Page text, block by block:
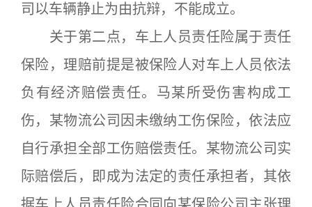
司以车辆静止为由抗辩，不能成立。
关于第二点，车上人员责任险属于责任
保险，理赔前提是被保险人对车上人员依法
负有经济赔偿责任。马某所受伤害构成工
伤，某物流公司因未缴纳工伤保险，依法应
自行承担全部工伤赔偿责任。某物流公司实
际赔偿后，即成为法定的责任承担者，其依